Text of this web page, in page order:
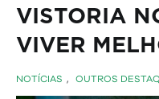
VISTORIA
VIVER
NOTÍCIAS , OUTROS